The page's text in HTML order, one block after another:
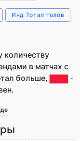
Инд.Тотал голов
количеству
в матчах с
больше,
-